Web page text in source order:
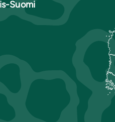
Suomi